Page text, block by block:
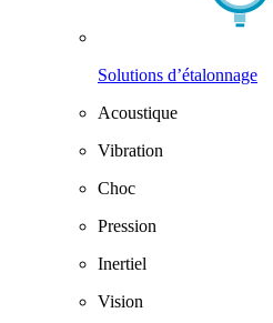
Solutions d’étalonnage
Acoustique
Vibration
Choc
Pression
Inertiel
Vision